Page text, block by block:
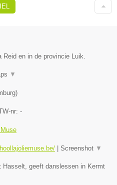
en in de provincie Luik.
▼
)
nr: -
Screenshot ▼
Hasselt, geeft danslessen in Kermt